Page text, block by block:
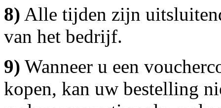
8) Alle tijden zijn
van het bedrijf.
9) Wanneer u een
kopen, kan uw bestelling